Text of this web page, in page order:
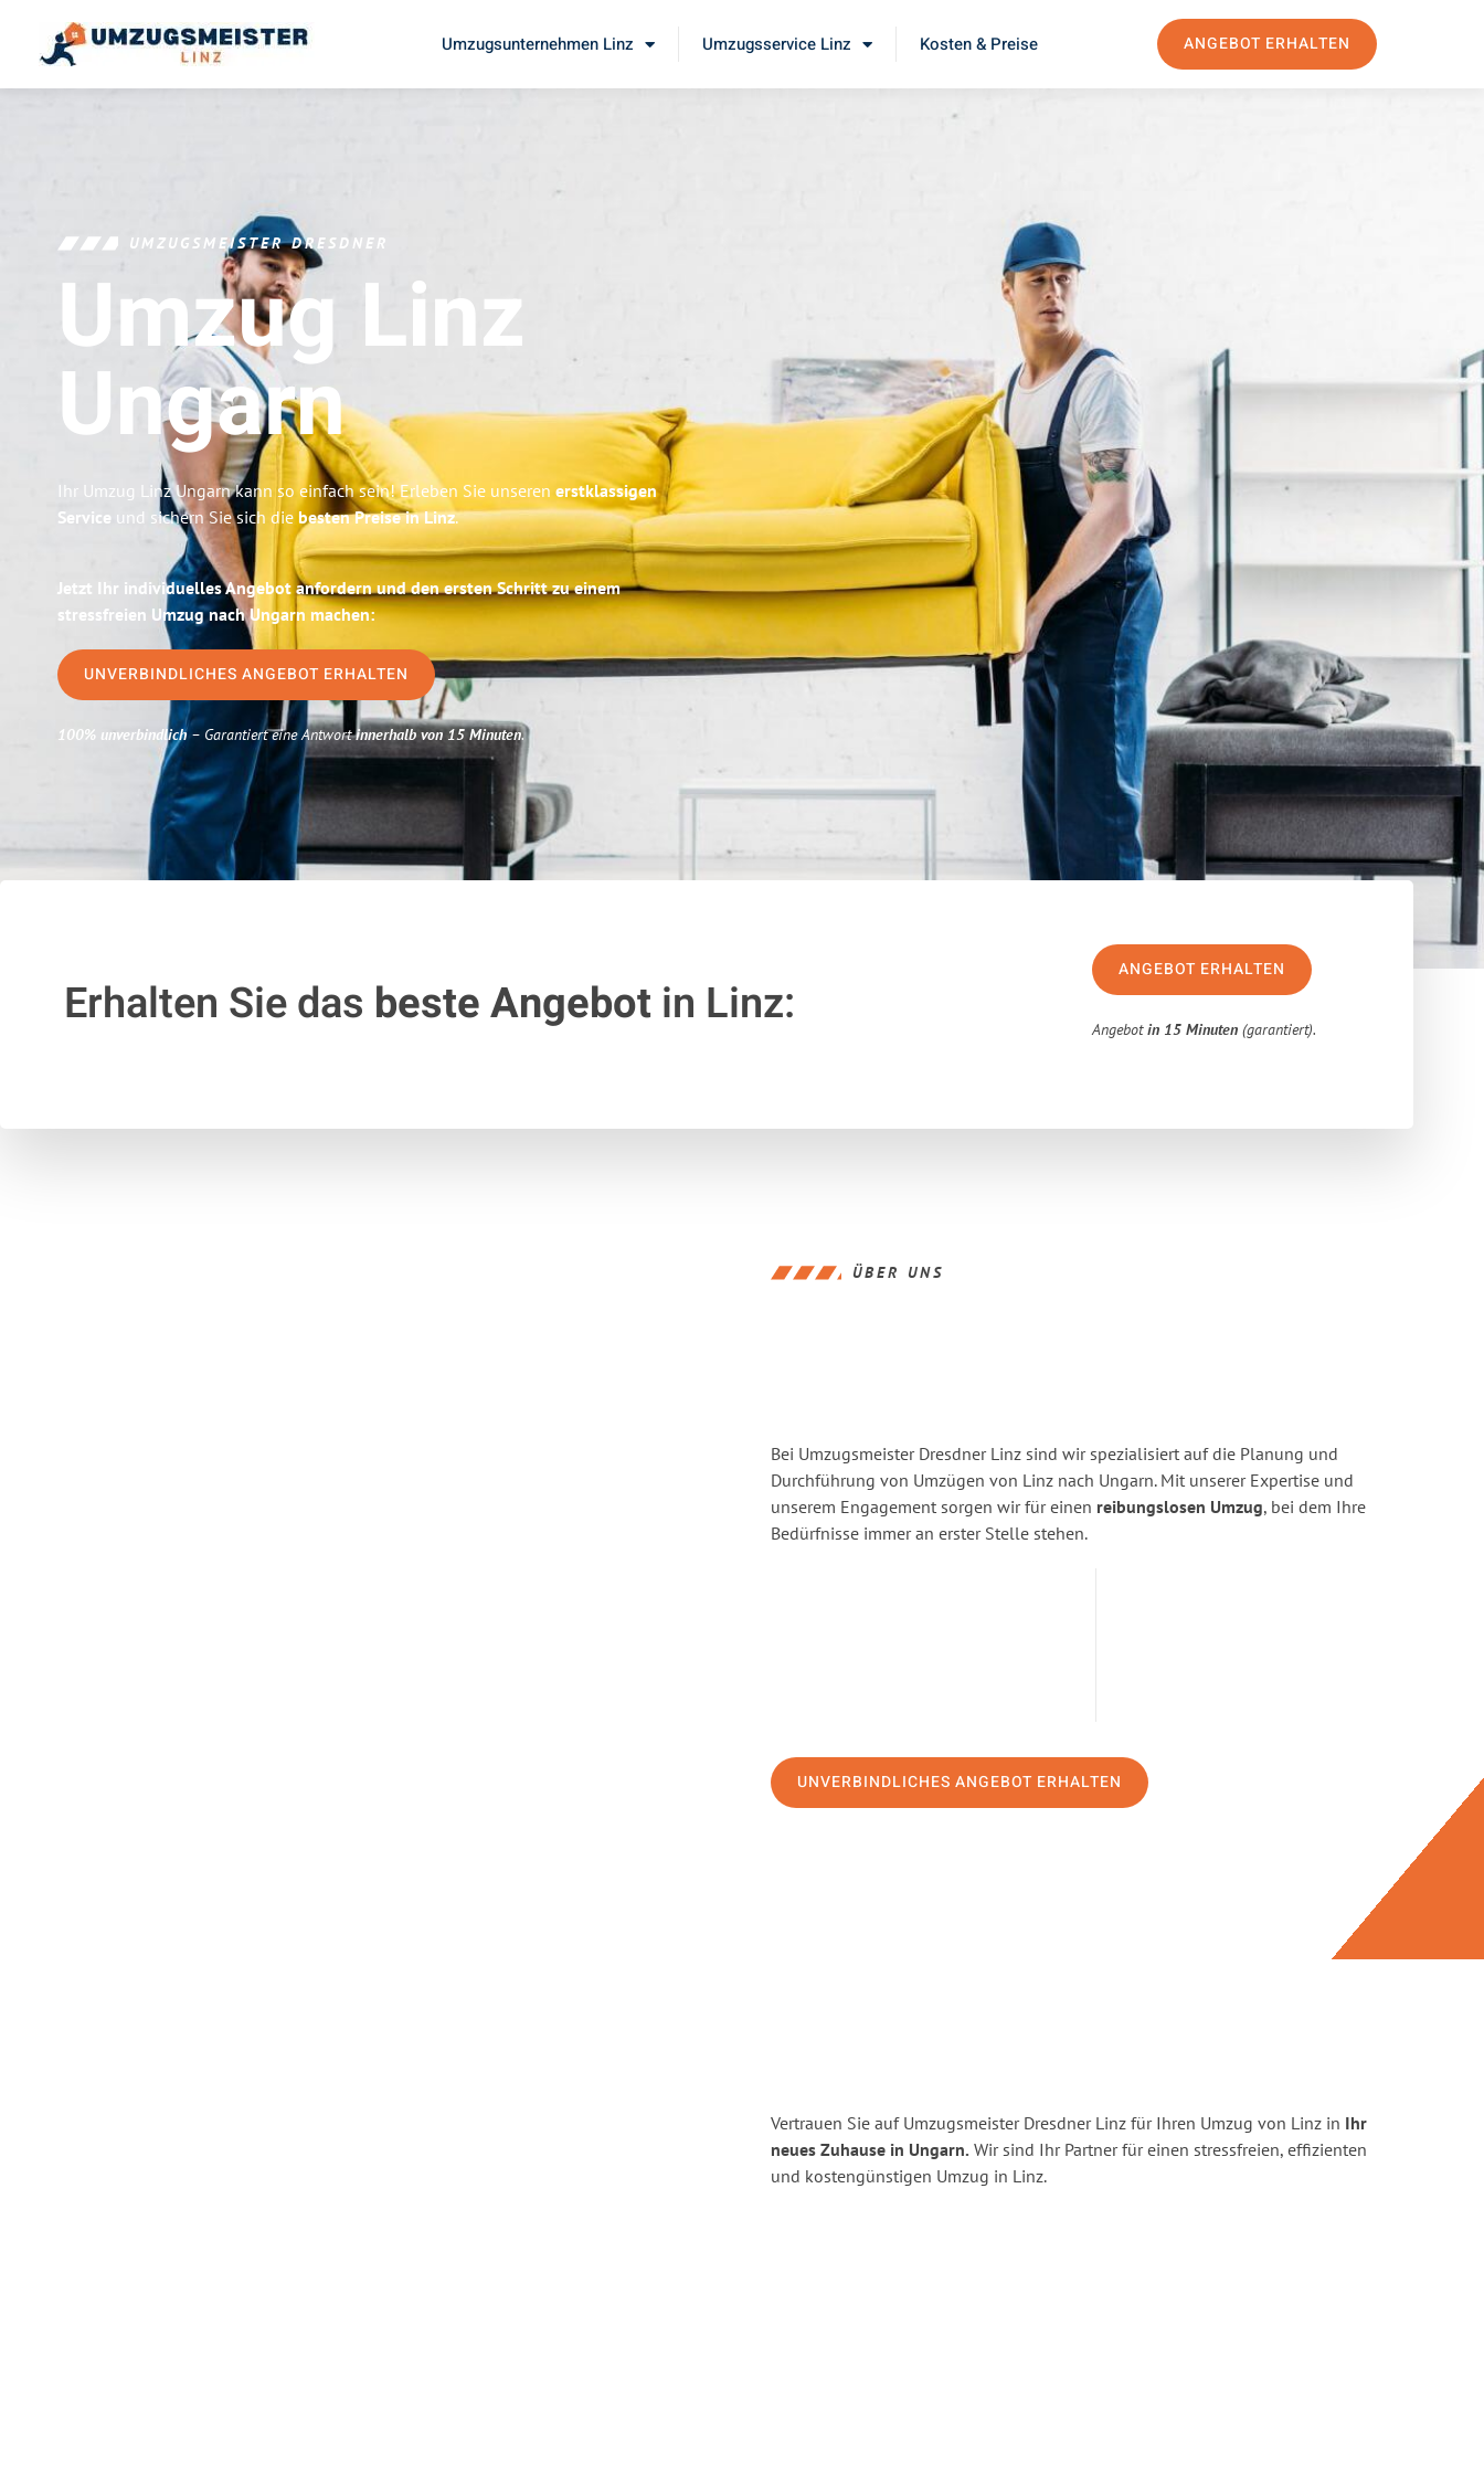
Umzugsunternehmen Linz Umzugsservice Linz Kosten & Preise ANGEBOT ERHALTEN
UMZUGSMEISTER DRESDNER
Umzug Linz
Ungarn
Ihr Umzug Linz Ungarn kann so einfach sein! Erleben Sie unseren erstklassigen
Service und sichern Sie sich die besten Preise in Linz.
Jetzt Ihr individuelles Angebot anfordern und den ersten Schritt zu einem
stressfreien Umzug nach Ungarn machen:
UNVERBINDLICHES ANGEBOT ERHALTEN
100% unverbindlich– Garantiert eine Antwortinnerhalb von 15 Minuten.
Erhalten Sie das beste Angebotin Linz:
ANGEBOT ERHALTEN
Angebotin 15 Minuten (garantiert).
ÜBER UNS
Bei Umzugsmeister Dresdner Linz sind wir spezialisiert auf die Planung und
Durchführung von Umzügen von Linz nach Ungarn. Mit unserer Expertise und
unserem Engagement sorgen wir für einen reibungslosen Umzug, bei dem Ihre
Bedürfnisse immer an erster Stelle stehen.
UNVERBINDLICHES ANGEBOT ERHALTEN
Vertrauen Sie auf Umzugsmeister Dresdner Linz für Ihren Umzug von Linz in Ihr
neues Zuhause in Ungarn. Wir sind Ihr Partner für einen stressfreien, effizienten
und kostengünstigen Umzug in Linz.